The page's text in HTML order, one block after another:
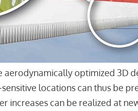
aerodynamically optimized 3D
locations can thus be
increases can be realized at